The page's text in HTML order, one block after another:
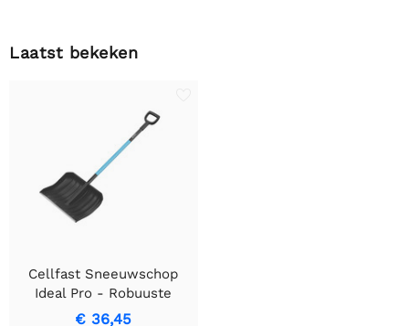
Laatst bekeken
Cellfast Sneeuwschop
Ideal Pro - Robuuste
Sneeuwschep
€ 36,45